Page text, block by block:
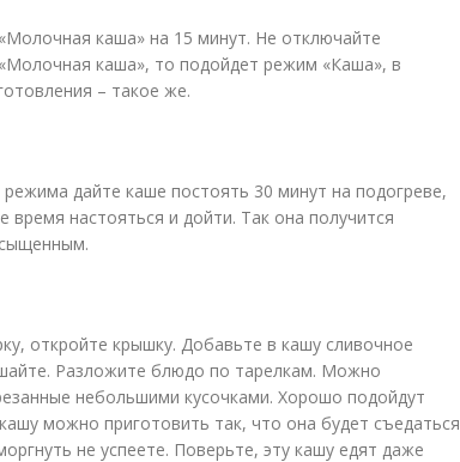
каша» на 15 минут. Не отключайте
каша», то подойдет режим «Каша», в
– такое же.
дайте каше постоять 30 минут на подогреве,
настояться и дойти. Так она получится
откройте крышку. Добавьте в кашу сливочное
Разложите блюдо по тарелкам. Можно
небольшими кусочками. Хорошо подойдут
можно приготовить так, что она будет съедаться
не успеете. Поверьте, эту кашу едят даже